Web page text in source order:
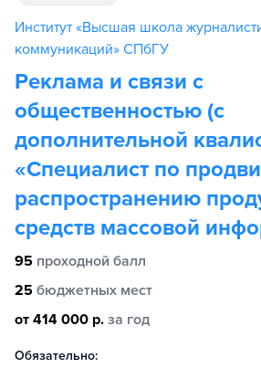
Институт «Высшая школа
коммуникаций» СПбГУ
Реклама и связи с
общественностью (с
дополнительной
«Специалист по
распространению
средств массовой
95 проходной балл
25 бюджетных мест
от 414 000 р. за год
Обязательно: